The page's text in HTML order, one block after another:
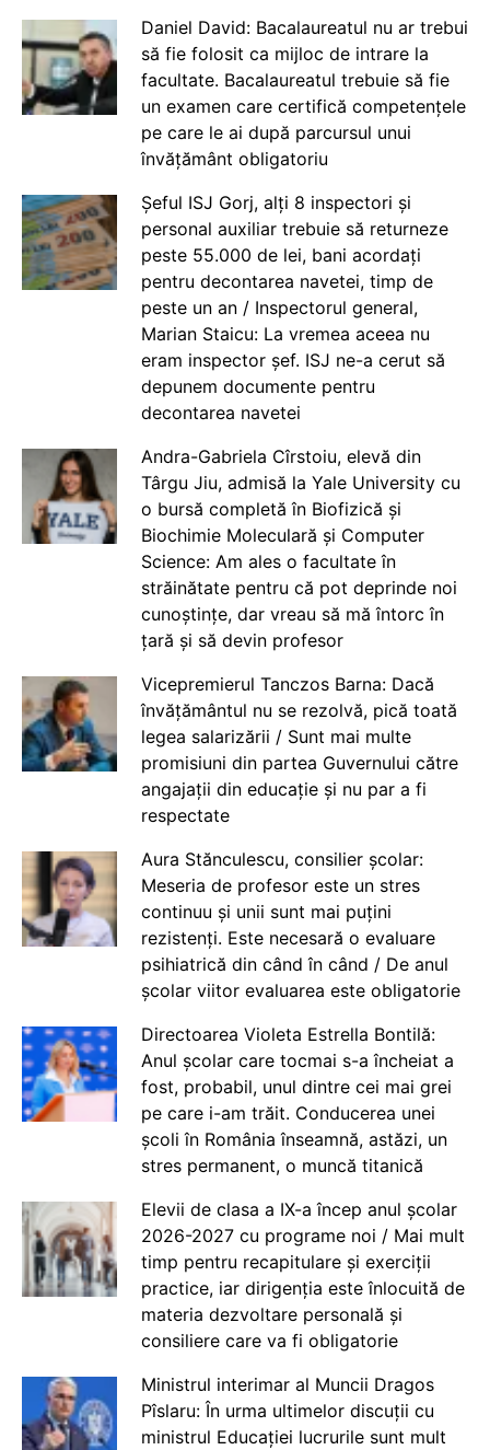
Daniel David: Bacalaureatul nu ar trebui
să fie folosit ca mijloc de intrare la
facultate. Bacalaureatul trebuie să fie
un examen care certifică competențele
pe care le ai după parcursul unui
învățământ obligatoriu
Șeful ISJ Gorj, alți 8 inspectori și
personal auxiliar trebuie să returneze
peste 55.000 de lei, bani acordați
pentru decontarea navetei, timp de
peste un an / Inspectorul general,
Marian Staicu: La vremea aceea nu
eram inspector șef. ISJ ne-a cerut să
depunem documente pentru
decontarea navetei
Andra-Gabriela Cîrstoiu, elevă din
Târgu Jiu, admisă la Yale University cu
o bursă completă în Biofizică și
Biochimie Moleculară și Computer
Science: Am ales o facultate în
străinătate pentru că pot deprinde noi
cunoștințe, dar vreau să mă întorc în
țară și să devin profesor
Vicepremierul Tanczos Barna: Dacă
învățământul nu se rezolvă, pică toată
legea salarizării / Sunt mai multe
promisiuni din partea Guvernului către
angajații din educație și nu par a fi
respectate
Aura Stănculescu, consilier școlar:
Meseria de profesor este un stres
continuu și unii sunt mai puțini
rezistenți. Este necesară o evaluare
psihiatrică din când în când / De anul
școlar viitor evaluarea este obligatorie
Directoarea Violeta Estrella Bontilă:
Anul școlar care tocmai s-a încheiat a
fost, probabil, unul dintre cei mai grei
pe care i-am trăit. Conducerea unei
școli în România înseamnă, astăzi, un
stres permanent, o muncă titanică
Elevii de clasa a IX-a încep anul școlar
2026-2027 cu programe noi / Mai mult
timp pentru recapitulare și exerciții
practice, iar dirigenția este înlocuită de
materia dezvoltare personală și
consiliere care va fi obligatorie
Ministrul interimar al Muncii Dragos
Pîslaru: În urma ultimelor discuții cu
ministrul Educației lucrurile sunt mult